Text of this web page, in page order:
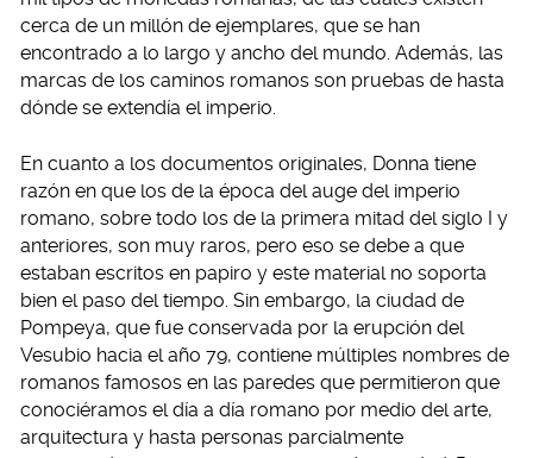
cerca de un millón de ejemplares, que se han
encontrado a lo largo y ancho del mundo. Además, las
marcas de los caminos romanos son pruebas de hasta
dónde se extendía el imperio.
En cuanto a los documentos originales, Donna tiene
razón en que los de la época del auge del imperio
romano, sobre todo los de la primera mitad del siglo I y
anteriores, son muy raros, pero eso se debe a que
estaban escritos en papiro y este material no soporta
bien el paso del tiempo. Sin embargo, la ciudad de
Pompeya, que fue conservada por la erupción del
Vesubio hacia el año 79, contiene múltiples nombres de
romanos famosos en las paredes que permitieron que
conociéramos el día a día romano por medio del arte,
arquitectura y hasta personas parcialmente